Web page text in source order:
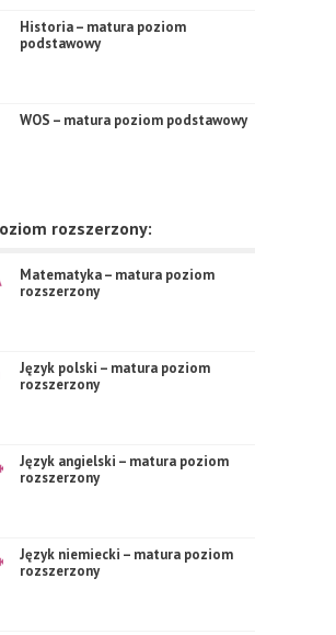
Historia – matura poziom
podstawowy
WOS – matura poziom podstawowy
rozszerzony:
Matematyka – matura poziom
rozszerzony
Język polski – matura poziom
rozszerzony
Język angielski – matura poziom
rozszerzony
Język niemiecki – matura poziom
rozszerzony